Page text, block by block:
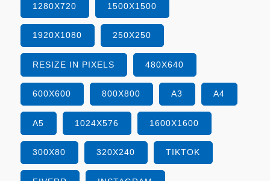
1280X720 1500X1500
1920X1080 250X250
RESIZE IN PIXELS 480X640
600X600 800X800 A3 A4
A5 1024X576 1600X1600
300X80 320X240 TIKTOK